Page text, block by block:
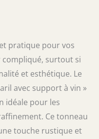
pratique pour vos
compliqué, surtout si
et esthétique. Le
avec support à vin »
idéale pour les
Ce tonneau
touche rustique et